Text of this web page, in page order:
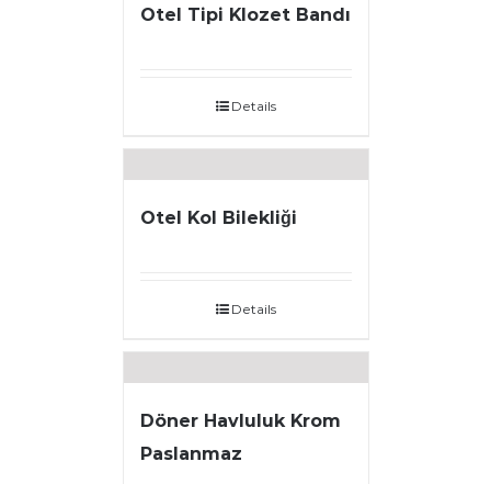
Otel Tipi Klozet Bandı
Details
Otel Kol Bilekliği
Details
Döner Havluluk Krom
Paslanmaz